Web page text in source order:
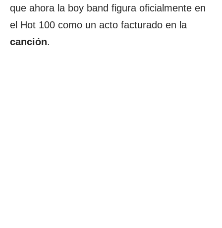
que ahora la boy band figura oficialmente en
el Hot 100 como un acto facturado en la
canción.